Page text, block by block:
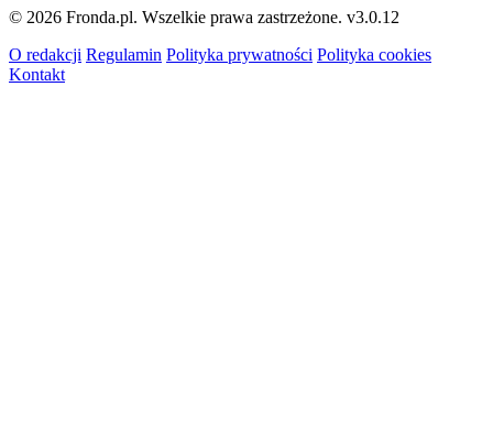
© 2026 Fronda.pl. Wszelkie prawa zastrzeżone. v3.0.12
O redakcji Regulamin Polityka prywatności Polityka cookies
Kontakt